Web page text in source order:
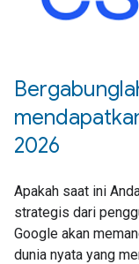
2026
Apakah saat ini
strategis dari
Google akan
dunia nyata yang